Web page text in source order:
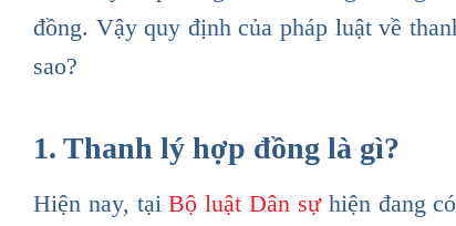
đồng. Vậy quy định của pháp luật về
sao?
1. Thanh lý hợp đồng là gì?
Hiện nay, tạiBộ luật Dân sựhiện đang